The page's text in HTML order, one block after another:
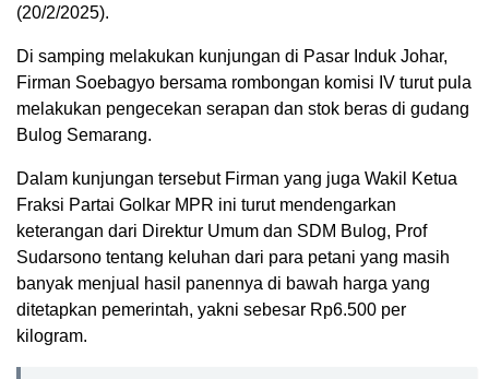
(20/2/2025).
Di samping melakukan kunjungan di Pasar Induk Johar,
Firman Soebagyo bersama rombongan komisi IV turut pula
melakukan pengecekan serapan dan stok beras di gudang
Bulog Semarang.
Dalam kunjungan tersebut Firman yang juga Wakil Ketua
Fraksi Partai Golkar MPR ini turut mendengarkan
keterangan dari Direktur Umum dan SDM Bulog, Prof
Sudarsono tentang keluhan dari para petani yang masih
banyak menjual hasil panennya di bawah harga yang
ditetapkan pemerintah, yakni sebesar Rp6.500 per
kilogram.